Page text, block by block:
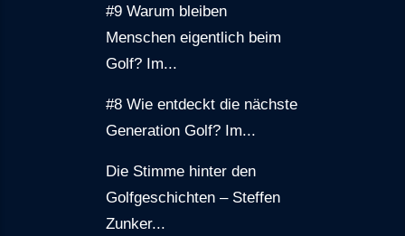
#9 Warum bleiben
Menschen eigentlich beim
Golf? Im...
#8 Wie entdeckt die nächste
Generation Golf? Im...
Die Stimme hinter den
Golfgeschichten – Steffen
Zunker...